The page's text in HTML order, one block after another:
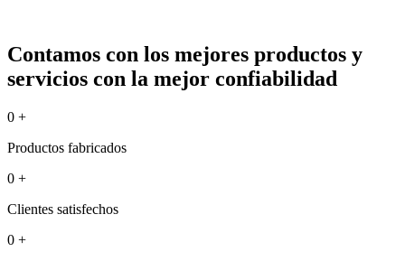
Contamos con los mejores productos y
servicios con la mejor confiabilidad
0 +
Productos fabricados
0 +
Clientes satisfechos
0 +